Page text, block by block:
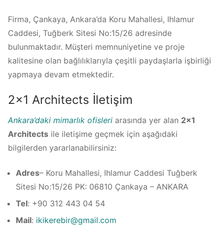
Firma, Çankaya, Ankara’da Koru Mahallesi, Ihlamur
Caddesi, Tuğberk Sitesi No:15/26 adresinde
bulunmaktadır. Müşteri memnuniyetine ve proje
kalitesine olan bağlılıklarıyla çeşitli paydaşlarla işbirliği
yapmaya devam etmektedir.
2×1 Architects İletişim
Ankara’daki mimarlık ofisleri arasında yer alan 2×1
Architects ile iletişime geçmek için aşağıdaki
bilgilerden yararlanabilirsiniz:
Adres– Koru Mahallesi, Ihlamur Caddesi Tuğberk
Sitesi No:15/26 PK: 06810 Çankaya – ANKARA
Tel: +90 312 443 04 54
Mail: ikikerebir@gmail.com